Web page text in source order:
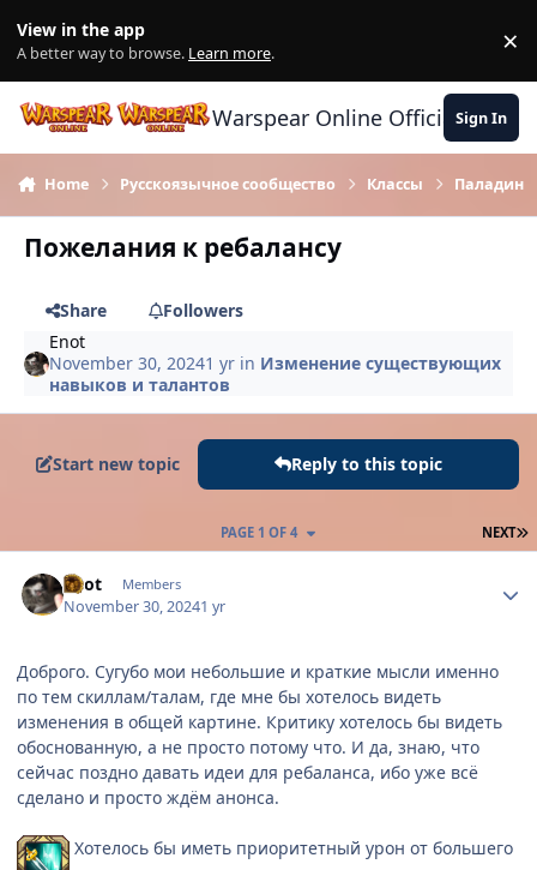
View in the app
A better way to browse. Learn more. ×
Warspear Online Official Forum
Sign In
Home Русскоязычное сообщество Классы Паладин
Пожелания к ребалансу
Share
Followers
Enot
November 30, 20241 yr in Изменение существующих
навыков и талантов
Start new topic Reply to this topic
NEXT
PAGE 1 OF 4
Enot Members
November 30, 20241 yr
Доброго. Сугубо мои небольшие и краткие мысли именно
по тем скиллам/талам, где мне бы хотелось видеть
изменения в общей картине. Критику хотелось бы видеть
обоснованную, а не просто потому что. И да, знаю, что
сейчас поздно давать идеи для ребаланса, ибо уже всё
сделано и просто ждём анонса.
Хотелось бы иметь приоритетный урон от большего